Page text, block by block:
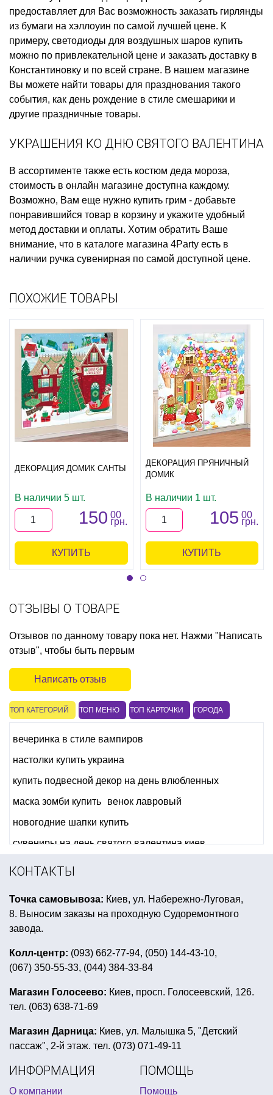
предоставляет для Вас возможность заказать гирлянды
из бумаги на хэллоуин по самой лучшей цене. К
примеру, светодиоды для воздушных шаров купить
можно по привлекательной цене и заказать доставку в
Константиновку и по всей стране. В нашем магазине
Вы можете найти товары для празднования такого
события, как день рождение в стиле смешарики и
другие праздничные товары.
УКРАШЕНИЯ КО ДНЮ СВЯТОГО ВАЛЕНТИНА
В ассортименте также есть костюм деда мороза,
стоимость в онлайн магазине доступна каждому.
Возможно, Вам еще нужно купить грим - добавьте
понравившийся товар в корзину и укажите удобный
метод доставки и оплаты. Хотим обратить Ваше
внимание, что в каталоге магазина 4Party есть в
наличии ручка сувенирная по самой доступной цене.
ПОХОЖИЕ ТОВАРЫ
ДЕКОРАЦИЯ ДОМИК САНТЫ
В наличии 5 шт.
150 00
грн.
КУПИТЬ
ДЕКОРАЦИЯ ПРЯНИЧНЫЙ
ДОМИК
В наличии 1 шт.
105 00
грн.
КУПИТЬ
ОТЗЫВЫ О ТОВАРЕ
Отзывов по данному товару пока нет. Нажми "Написать
отзыв", чтобы быть первым
Написать отзыв
ТОП КАТЕГОРИЙ ТОП МЕНЮ ТОП КАРТОЧКИ ГОРОДА
вечеринка в стиле вампиров
настолки купить украина
купить подвесной декор на день влюбленных
маска зомби купить
венок лавровый
новогодние шапки купить
сувениры на день святого валентина киев
украшение к 14 февраля
кубинская вечеринка
костюм в мексиканском стиле
купить светящиеся палочки
костюмы персонажей мультфильмов
купить открытки 8 марта киев
колпак новогодний купить
воздушные шарики для взрослых
купить пиратскую шляпу в киеве
пляжные вечеринки
секс приколы
мексиканская вечеринка атрибутика купить
КОНТАКТЫ
Точка самовывоза: Киев, ул. Набережно-Луговая,
8. Выносим заказы на проходную Судоремонтного
завода.
Колл-центр: (093) 662-77-94, (050) 144-43-10,
(067) 350-55-33, (044) 384-33-84
Магазин Голосеево: Киев, просп. Голосеевский, 126.
тел. (063) 638-71-69
Магазин Дарница: Киев, ул. Малышка 5, "Детский
пассаж", 2-й этаж. тел. (073) 071-49-11
ИНФОРМАЦИЯ
О компании
ПОМОЩЬ
Помощь